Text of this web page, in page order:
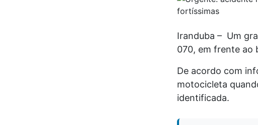
Iranduba – Um
070, em frente ao
De acordo com
motocicleta
identificada.